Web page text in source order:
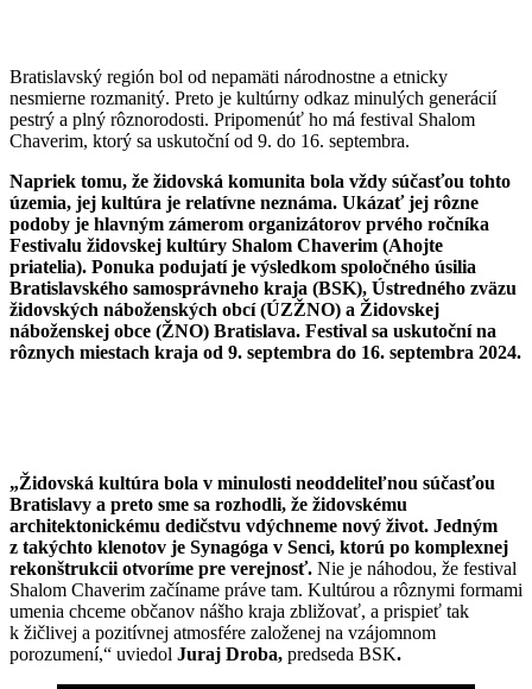
Bratislavský región bol od nepamäti národnostne a etnicky
nesmierne rozmanitý. Preto je kultúrny odkaz minulých generácií
pestrý a plný rôznorodosti. Pripomenúť ho má festival Shalom
Chaverim, ktorý sa uskutoční od 9. do 16. septembra.
Napriek tomu, že židovská komunita bola vždy súčasťou tohto
územia, jej kultúra je relatívne neznáma. Ukázať jej rôzne
podoby je hlavným zámerom organizátorov prvého ročníka
Festivalu židovskej kultúry Shalom Chaverim (Ahojte
priatelia). Ponuka podujatí je výsledkom spoločného úsilia
Bratislavského samosprávneho kraja (BSK), Ústredného zväzu
židovských náboženských obcí (ÚZŽNO) a Židovskej
náboženskej obce (ŽNO) Bratislava. Festival sa uskutoční na
rôznych miestach kraja od 9. septembra do 16. septembra 2024.
„Židovská kultúra bola v minulosti neoddeliteľnou súčasťou
Bratislavy a preto sme sa rozhodli, že židovskému
architektonickému dedičstvu vdýchneme nový život. Jedným
z takýchto klenotov je Synagóga v Senci, ktorú po komplexnej
rekonštrukcii otvoríme pre verejnosť. Nie je náhodou, že festival
Shalom Chaverim začíname práve tam. Kultúrou a rôznymi formami
umenia chceme občanov nášho kraja zbližovať, a prispieť tak
k žičlivej a pozitívnej atmosfére založenej na vzájomnom
porozumení,“ uviedol Juraj Droba, predseda BSK.